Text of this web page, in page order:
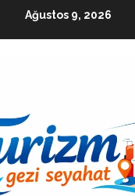
Ağustos 9, 2026